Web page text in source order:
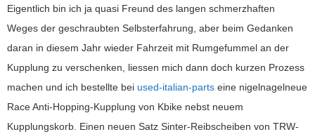
Eigentlich bin ich ja quasi Freund des langen schmerzhaften
Weges der geschraubten Selbsterfahrung, aber beim Gedanken
daran in diesem Jahr wieder Fahrzeit mit Rumgefummel an der
Kupplung zu verschenken, liessen mich dann doch kurzen Prozess
machen und ich bestellte bei used-italian-parts eine nigelnagelneue
Race Anti-Hopping-Kupplung von Kbike nebst neuem
Kupplungskorb. Einen neuen Satz Sinter-Reibscheiben von TRW-